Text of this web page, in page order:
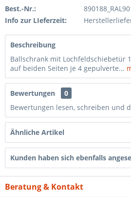
Best.-Nr.:
Info zur LIeferzeit:
Beschreibung
Ballschrank mit Lochfeldschiebetür
auf beiden Seiten je 4 gepulverte...
Bewertungen
0
Bewertungen lesen, schreiben und
Ähnliche Artikel
Kunden haben sich ebenfalls
Beratung & Kontakt